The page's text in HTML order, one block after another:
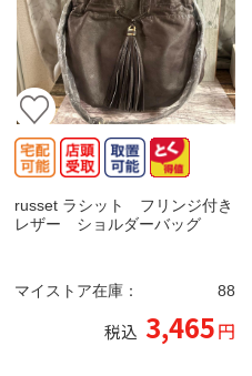
russet ラシット フリンジ付き
レザー ショルダーバッグ
マイストア在庫： 88
税込 3,465円